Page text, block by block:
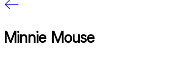
Minnie Mouse